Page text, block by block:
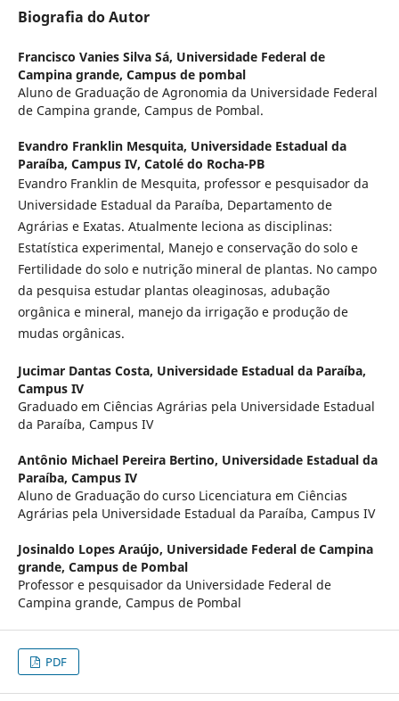
Biografia do Autor
Francisco Vanies Silva Sá, Universidade Federal de
Campina grande, Campus de pombal
Aluno de Graduação de Agronomia da Universidade Federal
de Campina grande, Campus de Pombal.
Evandro Franklin Mesquita, Universidade Estadual da
Paraíba, Campus IV, Catolé do Rocha-PB
Evandro Franklin de Mesquita, professor e pesquisador da
Universidade Estadual da Paraíba, Departamento de
Agrárias e Exatas. Atualmente leciona as disciplinas:
Estatística experimental, Manejo e conservação do solo e
Fertilidade do solo e nutrição mineral de plantas. No campo
da pesquisa estudar plantas oleaginosas, adubação
orgânica e mineral, manejo da irrigação e produção de
mudas orgânicas.
Jucimar Dantas Costa, Universidade Estadual da Paraíba,
Campus IV
Graduado em Ciências Agrárias pela Universidade Estadual
da Paraíba, Campus IV
Antônio Michael Pereira Bertino, Universidade Estadual da
Paraíba, Campus IV
Aluno de Graduação do curso Licenciatura em Ciências
Agrárias pela Universidade Estadual da Paraíba, Campus IV
Josinaldo Lopes Araújo, Universidade Federal de Campina
grande, Campus de Pombal
Professor e pesquisador da Universidade Federal de
Campina grande, Campus de Pombal
PDF